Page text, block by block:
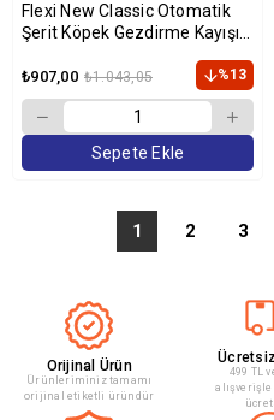
Flexi New Classic Otomatik
Şerit Köpek Gezdirme Kayışı
₺907,00 ₺1.043,05 %13
Sepete Ekle
1 2 3
Orijinal Ürün
Ürünleriminiz tamamı
orijinal etiketli üründür
499 TL